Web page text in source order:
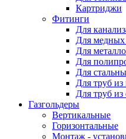
Картриджи
Фитинги
Для
Для медных
Для
Для
Для
Для труб из
Для труб
Газгольдеры
Вертикальные
Горизонтальные
Монтаж -